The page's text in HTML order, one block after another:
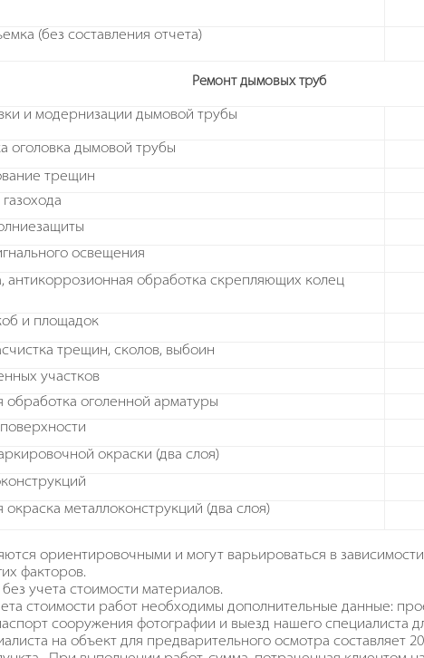
(без составления отчета)
Ремонт дымовых труб
и модернизации дымовой трубы
оголовка дымовой трубы
трещин
освещения
антикоррозионная обработка скрепляющих колец
и площадок
трещин, сколов, выбоин
участков
обработка оголенной арматуры
окраски (два слоя)
металлоконструкций (два слоя)
ориентировочными и могут варьироваться в
факторов.
учета стоимости материалов.
стоимости работ необходимы дополнительные данные:
сооружения фотографии и выезд нашего специалиста
на объект для предварительного осмотра составляет